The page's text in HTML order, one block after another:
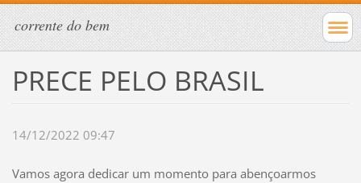
corrente do bem
PRECE PELO BRASIL
14/12/2022 09:47
Vamos agora dedicar um momento para abençoarmos